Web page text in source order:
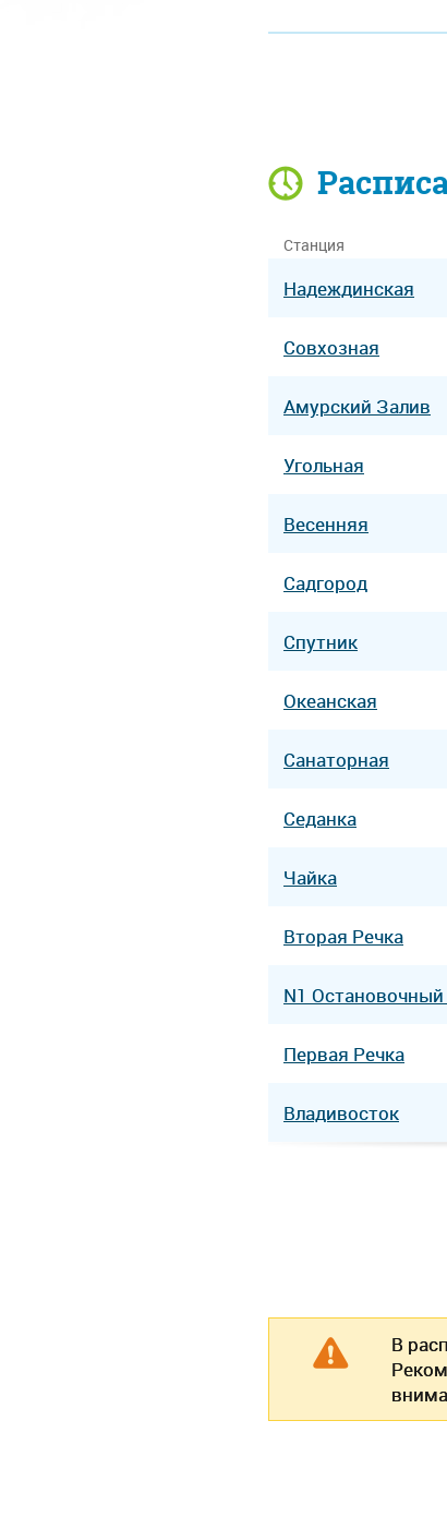
Станция
Надеждинская
Совхозная
Амурский Залив
Угольная
Весенняя
Садгород
Спутник
Океанская
Санаторная
Седанка
Чайка
Вторая Речка
N1
Первая Речка
Владивосток
В